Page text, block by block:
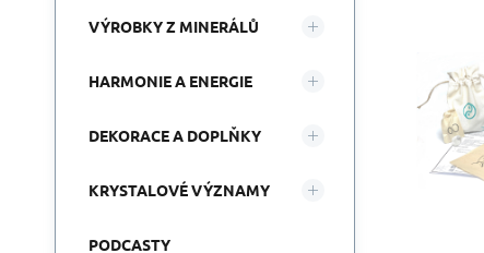
VÝROBKY Z MINERÁLŮ
HARMONIE A ENERGIE
DEKORACE A DOPLŇKY
KRYSTALOVÉ VÝZNAMY
PODCASTY